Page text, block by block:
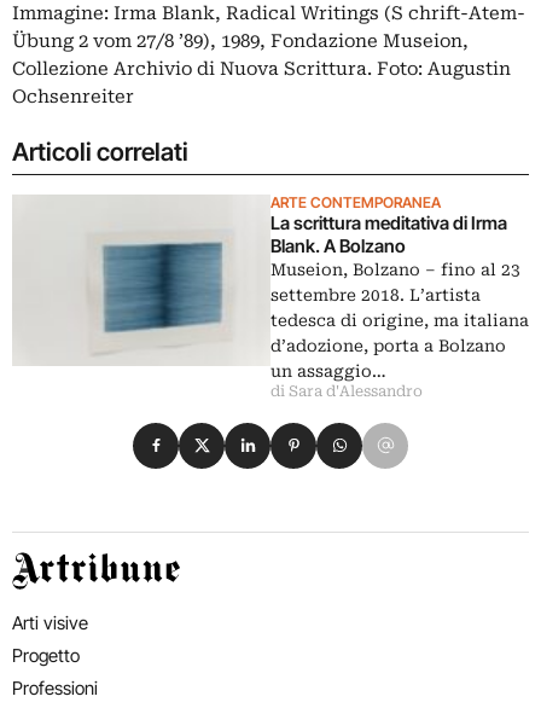
Immagine: Irma Blank, Radical Writings (S chrift-Atem-
Übung 2 vom 27/8 ’89), 1989, Fondazione Museion,
Collezione Archivio di Nuova Scrittura. Foto: Augustin
Ochsenreiter
Articoli correlati
ARTE CONTEMPORANEA
La scrittura meditativa di Irma
Blank. A Bolzano
Museion, Bolzano ‒ fino al 23
settembre 2018. L’artista
tedesca di origine, ma italiana
d’adozione, porta a Bolzano
un assaggio…
di Sara d'Alessandro
Condividi su Facebook
Condividi su X
Condividi su LinkedIn
Condividi su Pinterest
Condividi su WhatsApp
Condividi su Email
Artribune
Arti visive
Progetto
Professioni